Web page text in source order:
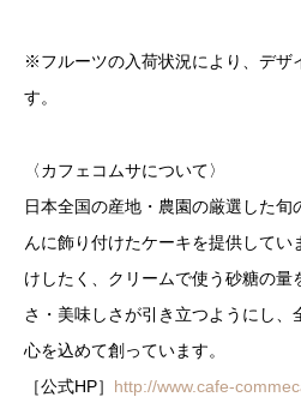
※フルーツの入荷状況により、デザ
す。
〈カフェコムサについて〉
日本全国の産地・農園の厳選した
んに飾り付けたケーキを提供して
けしたく、クリームで使う砂糖の量
さ・美味しさが引き立つようにし
心を込めて創っています。
［公式HP］ http://www.cafe-